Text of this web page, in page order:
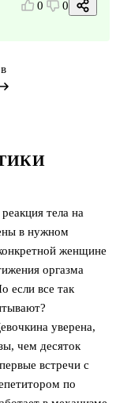
тела на
в нужном
женщине
оргазма
если все так
уверена,
чем десяток
встречи с
по
0 0